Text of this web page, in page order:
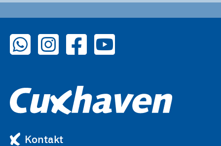
zu WhatsAppzu Instagramzu Facebook
zu YouTube
Kontakt